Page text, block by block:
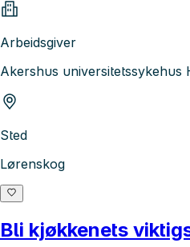
Arbeidsgiver
Akershus universitetssykehus
Sted
Lørenskog
Bli kjøkkenets